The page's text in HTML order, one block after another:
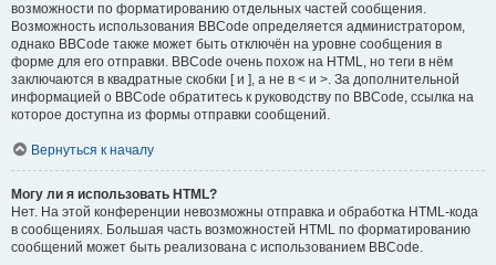
возможности по форматированию отдельных частей сообщения.
Возможность использования BBCode определяется администратором,
однако BBCode также может быть отключён на уровне сообщения в
форме для его отправки. BBCode очень похож на HTML, но теги в нём
заключаются в квадратные скобки [ и ], а не в < и >. За дополнительной
информацией о BBCode обратитесь к руководству по BBCode, ссылка на
которое доступна из формы отправки сообщений.
Вернуться к началу
Могу ли я использовать HTML?
Нет. На этой конференции невозможны отправка и обработка HTML-кода
в сообщениях. Большая часть возможностей HTML по форматированию
сообщений может быть реализована с использованием BBCode.